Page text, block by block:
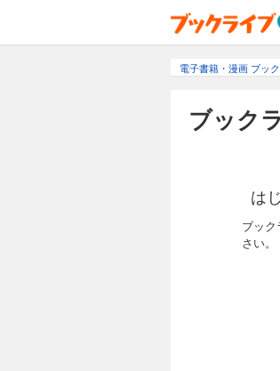
電子書籍・漫画 ブッ
ブック
は
ブッ
さい。